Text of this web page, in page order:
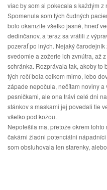
viac by som si pokecala s každým z
Spomenula som tých čudných
bolo okamžite všetko jasné, hneď
dedinčanov, a teraz sa vrátili z
pozerať po iných. Nejaký
svedomie a zožerie ich zvnútra, až
schránka. Rozprávala tak, akoby to
tých rečí bola celkom mimo, lebo
západe nepočula, nečítam noviny
pesničkami, ale ona trávi celé dni
stánkov s maskami jej povedali tie
všetko pod kožou.
Nepotešila ma, pretože okrem
čakárni žiadni potenciálni
som obsluhovala len starenky,